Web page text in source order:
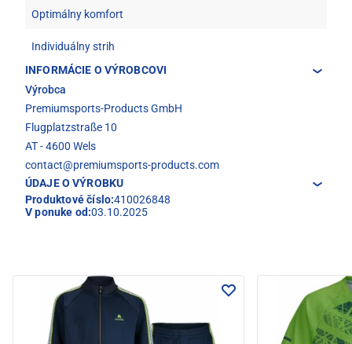
Optimálny komfort
Individuálny strih
INFORMÁCIE O VÝROBCOVI
Výrobca
Premiumsports-Products GmbH
Flugplatzstraße 10
AT - 4600 Wels
contact@premiumsports-products.com
ÚDAJE O VÝROBKU
Produktové číslo:410026848
V ponuke od:03.10.2025